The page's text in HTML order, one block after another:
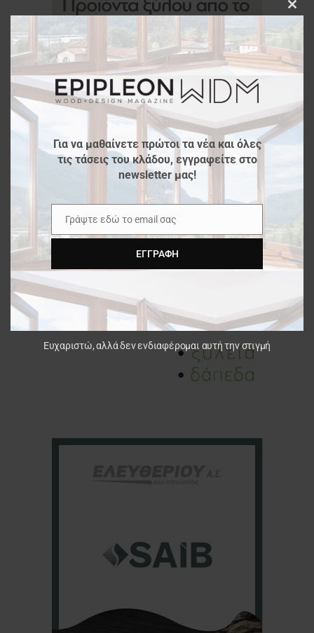
Για να μαθαίνετε πρώτοι τα νέα και όλες
τις τάσεις του κλάδου, εγγραφείτε στο
newsletter μας!
Email
Γράψτε εδώ το email σας
ΕΓΓΡΑΦΉ
Ευχαριστώ, αλλά δεν ενδιαφέρομαι αυτή την στιγμή